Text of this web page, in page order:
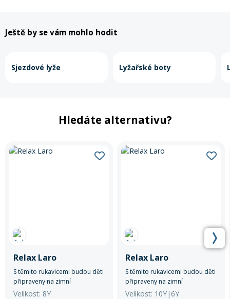
Ještě by se vám mohlo hodit
Sjezdové lyže Lyžařské boty
Hledáte alternativu?
Relax Laro
S těmito rukavicemi budou děti
připraveny na zimní
dobrodružství s úsměvem na
Velikost: 8Y
Relax Laro
S těmito rukavicemi budou děti
připraveny na zimní
dobrodružství s úsměvem na
Velikost: 10Y|6Y